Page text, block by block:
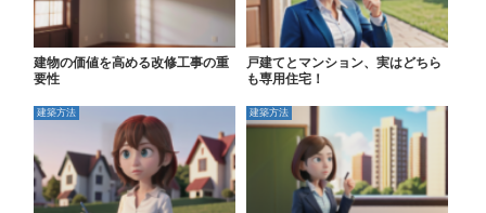
建物の価値を高める改修工事の重
要性
戸建てとマンション、実はどちら
も専用住宅！
建築方法 建築方法